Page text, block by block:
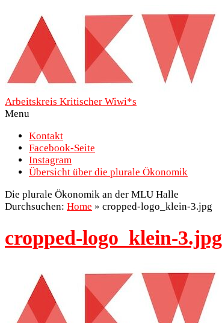
Arbeitskreis Kritischer Wiwi*s
Menu
Kontakt
Facebook-Seite
Instagram
Übersicht über die plurale Ökonomik
Die plurale Ökonomik an der MLU Halle
Durchsuchen: Home » cropped-logo_klein-3.jpg
cropped-logo_klein-3.jpg